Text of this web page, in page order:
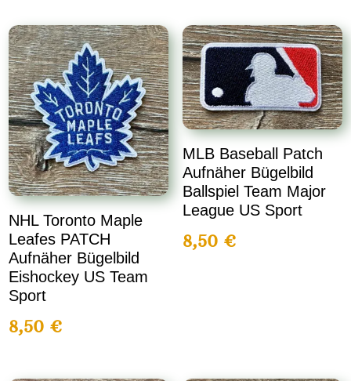
NHL Toronto Maple
Leafes PATCH
Aufnäher Bügelbild
Eishockey US Team
Sport
8,50 €
MLB Baseball Patch
Aufnäher Bügelbild
Ballspiel Team Major
League US Sport
8,50 €